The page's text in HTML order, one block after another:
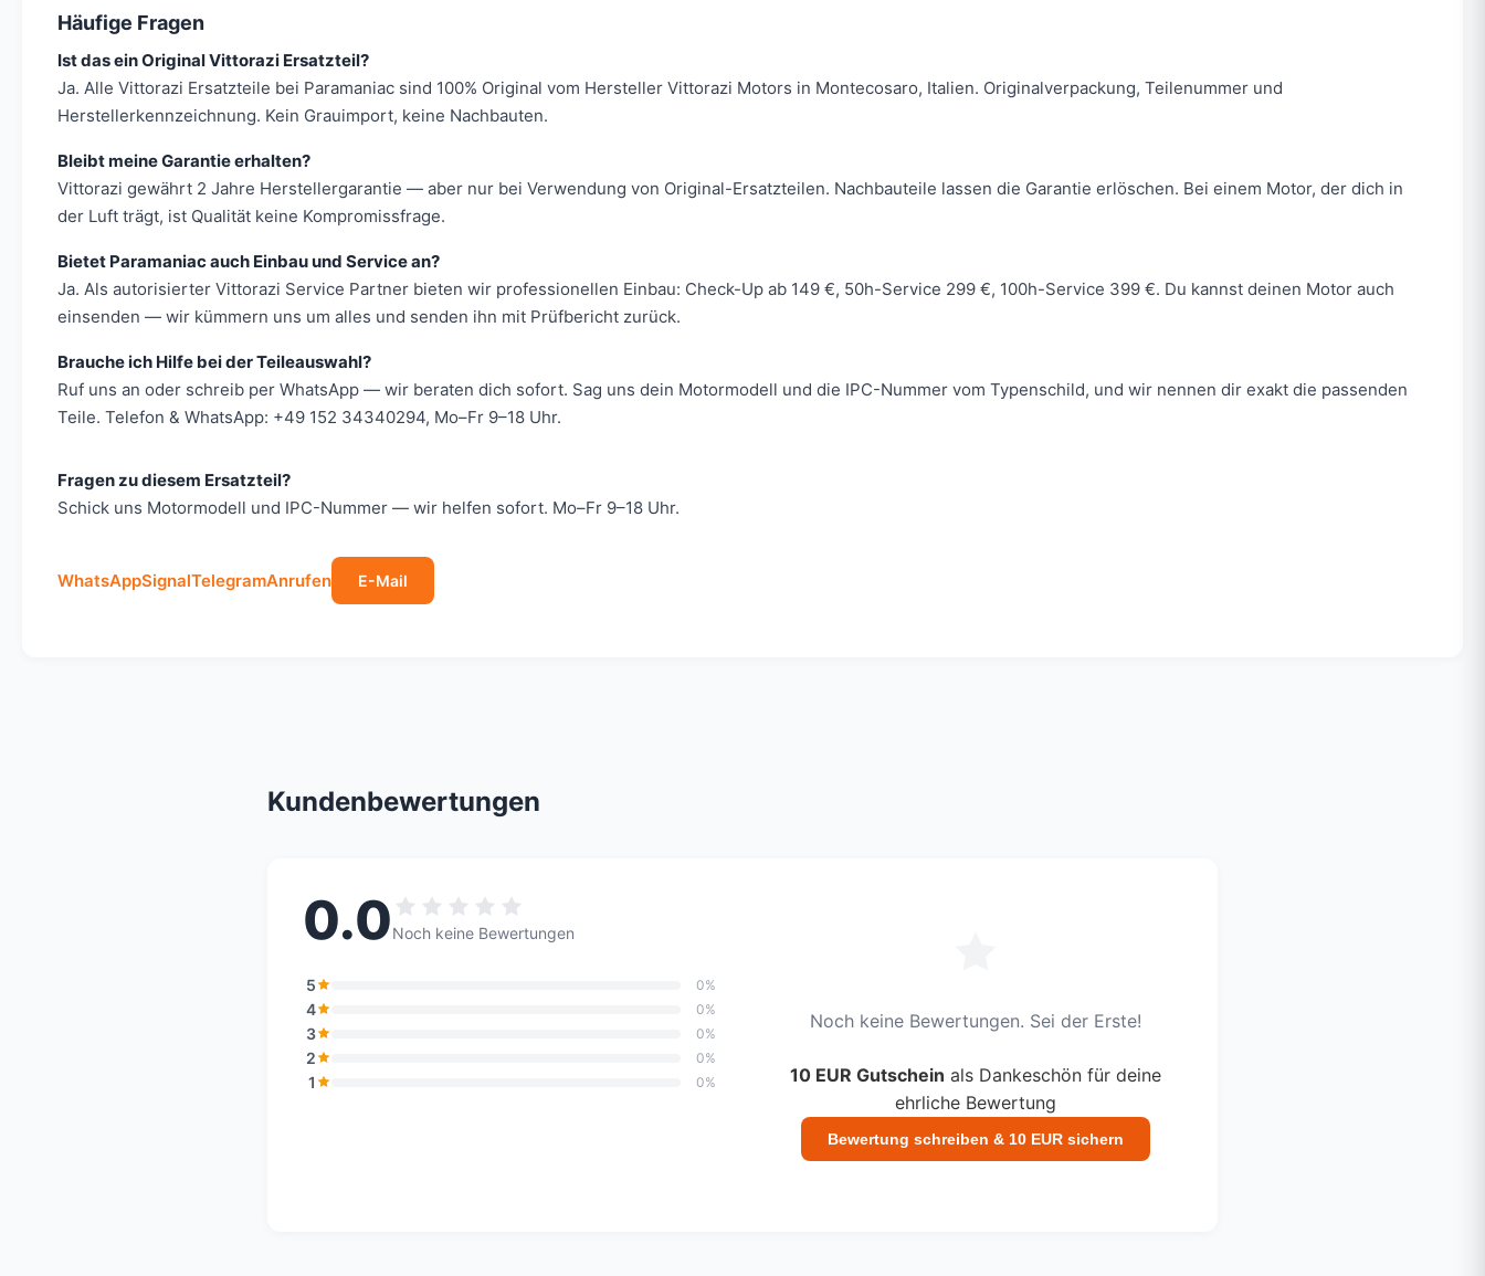
Häufige Fragen
Ist das ein Original Vittorazi Ersatzteil?
Ja. Alle Vittorazi Ersatzteile bei Paramaniac sind 100% Original vom Hersteller Vittorazi Motors in Montecosaro, Italien. Originalverpackung, Teilenummer und
Herstellerkennzeichnung. Kein Grauimport, keine Nachbauten.
Bleibt meine Garantie erhalten?
Vittorazi gewährt 2 Jahre Herstellergarantie — aber nur bei Verwendung von Original-Ersatzteilen. Nachbauteile lassen die Garantie erlöschen. Bei einem Motor, der dich in
der Luft trägt, ist Qualität keine Kompromissfrage.
Bietet Paramaniac auch Einbau und Service an?
Ja. Als autorisierter Vittorazi Service Partner bieten wir professionellen Einbau: Check-Up ab 149 €, 50h-Service 299 €, 100h-Service 399 €. Du kannst deinen Motor auch
einsenden — wir kümmern uns um alles und senden ihn mit Prüfbericht zurück.
Brauche ich Hilfe bei der Teileauswahl?
Ruf uns an oder schreib per WhatsApp — wir beraten dich sofort. Sag uns dein Motormodell und die IPC-Nummer vom Typenschild, und wir nennen dir exakt die passenden
Teile. Telefon & WhatsApp: +49 152 34340294, Mo–Fr 9–18 Uhr.
Fragen zu diesem Ersatzteil?
Schick uns Motormodell und IPC-Nummer — wir helfen sofort. Mo–Fr 9–18 Uhr.
WhatsAppSignalTelegramAnrufen E-Mail
Kundenbewertungen
0.0Noch keine Bewertungen
5 0%
4 0%
3 0%
2 0%
1 0%
Noch keine Bewertungen. Sei der Erste!
10 EUR Gutschein als Dankeschön für deine
ehrliche Bewertung
Bewertung schreiben & 10 EUR sichern